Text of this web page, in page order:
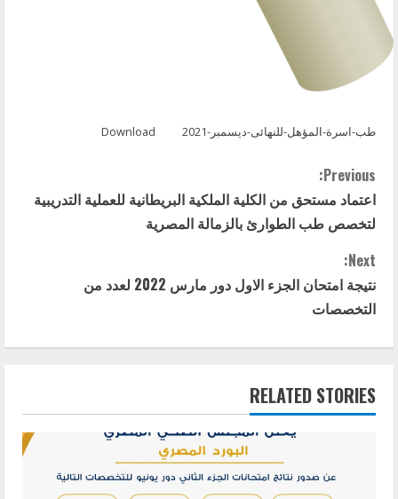
طب-اسرة-المؤهل-للنهائى-ديسمبر-2021 Download
C
o
n
t
u
Previous:
اعتماد مستحق من الكلية الملكية البريطانية للعملية التدريبية
لتخصص طب الطوارئ بالزمالة المصرية
Next:
نتيجة امتحان الجزء الاول دور مارس 2022 لعدد من
التخصصات
RELATED STORIES